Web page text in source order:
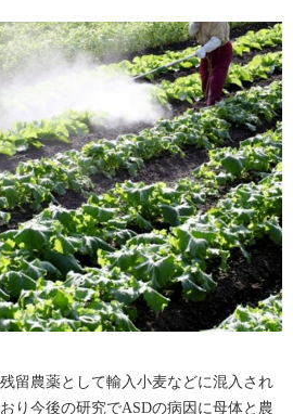
留農薬として輸入小麦などに混入され
り今後の研究でASDの病因に母体と農